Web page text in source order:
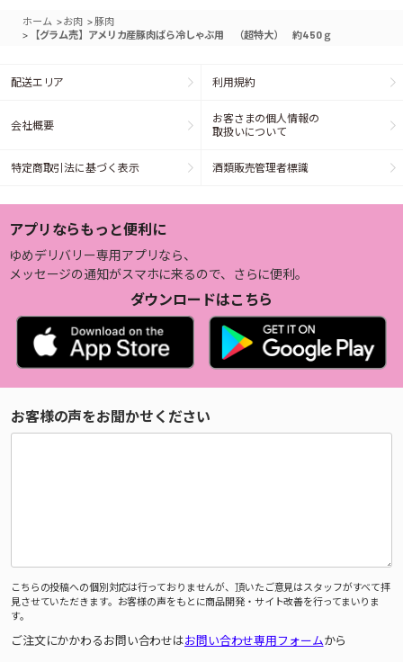
ホーム >お肉 >豚肉
> 【グラム売】アメリカ産豚肉ばら冷しゃぶ用 （超特大） 約450ｇ
配送エリア 利用規約
会社概要
お客さまの個人情報の
取扱いについて
特定商取引法に基づく表示 酒類販売管理者標識
アプリならもっと便利に
ゆめデリバリー専用アプリなら、
メッセージの通知がスマホに来るので、さらに便利。
ダウンロードはこちら
お客様の声をお聞かせください
こちらの投稿への個別対応は行っておりませんが、頂いたご意見はスタッフがすべて拝
見させていただきます。お客様の声をもとに商品開発・サイト改善を行ってまいりま
す。
ご注文にかかわるお問い合わせはお問い合わせ専用フォームから